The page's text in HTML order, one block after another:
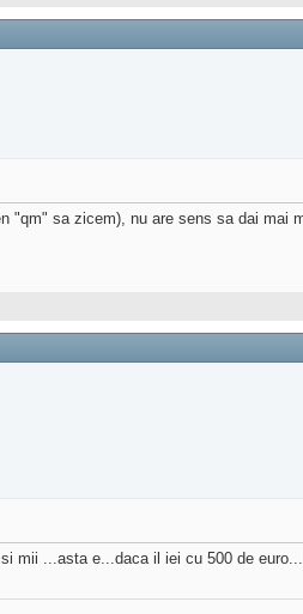
sa zicem), nu are sens sa dai
mii ...asta e...daca il iei cu 500 de